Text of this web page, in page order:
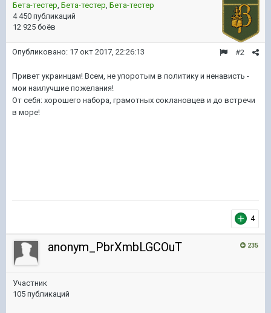
Бета-тестер, Бета-тестер, Бета-тестер
4 450 публикаций
12 925 боёв
#2
Опубликовано: 17 окт 2017, 22:26:13
Привет украинцам! Всем, не упоротым в политику и ненависть -
мои наилучшие пожелания!
От себя: хорошего набора, грамотных соклановцев и до встречи
в море!
4
235
anonym_PbrXmbLGCOuT
Участник
105 публикаций